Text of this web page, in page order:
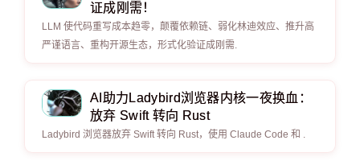
证成刚需！
LLM 使代码重写成本趋零，颠覆依赖链、弱化林迪效应、推升高
严谨语言、重构开源生态，形式化验证成刚需.
AI助力Ladybird浏览器内核一夜换血：
放弃 Swift 转向 Rust
Ladybird 浏览器放弃 Swift 转向 Rust，使用 Claude Code 和 .